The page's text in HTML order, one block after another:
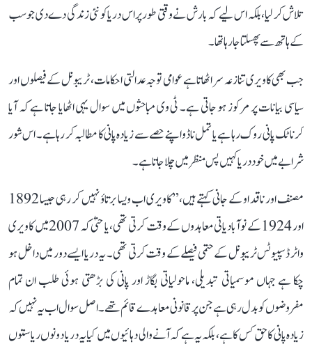
تلاش کر لیا، بلکہ اس لیے کہ بارش نے وقتی طور پر اس دریا کو نئی زندگی دے دی جو سب
کے ہاتھ سے پھسلتا جا رہا تھا۔
جب بھی کاویری تنازعہ سر اٹھاتا ہے عوامی توجہ عدالتی احکامات، ٹریبونل کے فیصلوں اور
سیاسی بیانات پر مرکوز ہو جاتی ہے۔ ٹی وی مباحثوں میں سوال یہی اٹھایا جاتا ہے کہ آیا
کرناٹک پانی روک رہا ہے یا تمل ناڈو اپنے حصے سے زیادہ پانی کا مطالبہ کر رہا ہے۔ اس شور
شرابے میں خود دریا کہیں پس منظر میں چلا جاتا ہے۔
مصنف اور ناقد او کے جانی کہتے ہیں، ’’کاویری اب ویسا برتاؤ نہیں کر رہی جیسا 1892
اور 1924 کے نوآبادیاتی معاہدوں کے وقت کرتی تھی، یا حتیٰ کہ 2007 میں کاویری
واٹر ڈسپیوٹس ٹریبونل کے حتمی فیصلے کے وقت کرتی تھی۔ یہ دریا ایسے دور میں داخل ہو
چکا ہے جہاں موسمیاتی تبدیلی، ماحولیاتی بگاڑ اور پانی کی بڑھتی ہوئی طلب ان تمام
مفروضوں کو بدل رہی ہے جن پر قانونی معاہدے قائم تھے۔ اصل سوال اب یہ نہیں کہ
زیادہ پانی کا حق کس کا ہے، بلکہ یہ ہے کہ آنے والی دہائیوں میں کیا یہ دریا دونوں ریاستوں